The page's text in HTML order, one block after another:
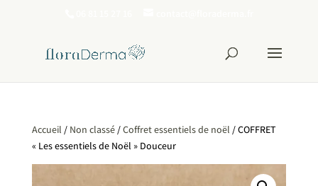
Accueil / Non classé/Coffret essentiels de noël / COFFRET
« Les essentiels de Noël » Douceur